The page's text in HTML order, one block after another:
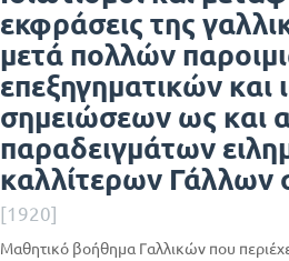
εκφράσεις της
μετά πολλών
επεξηγηματικών και
σημειώσεων ως και
παραδειγμάτων
καλλίτερων
[1920]
Μαθητικό βοήθημα Γαλλικών που